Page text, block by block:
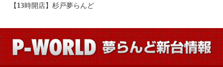
【13時開店】杉戸夢らんど